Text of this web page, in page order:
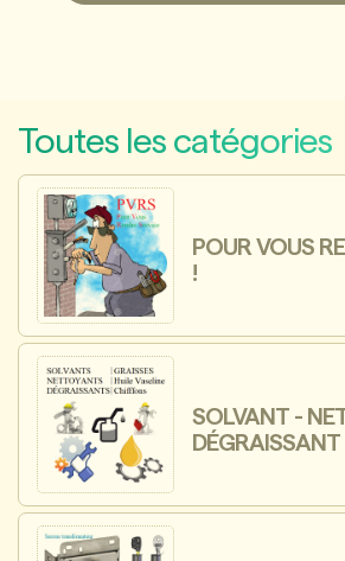
Toutes les catégories
POUR VOUS
!
SOLVANT -